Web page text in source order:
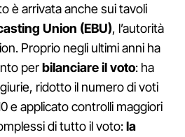
è arrivata anche sui tavoli
Union (EBU), l’autorità
Proprio negli ultimi anni ha
perbilanciare il voto: ha
ridotto il numero di voti
e applicato controlli maggiori
di tutto il voto:la